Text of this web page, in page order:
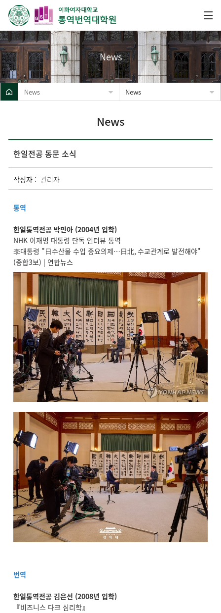
News
News News
News
한일전공 동문 소식
작성자 : 관리자
통역
한일통역전공 박민아 (2004년 입학)
NHK 이재명 대통령 단독 인터뷰 통역
李대통령 "日수산물 수입 중요의제…日北, 수교관계로 발전해야"
(종합3보) | 연합뉴스
번역
한일통역전공 김은선 (2008년 입학)
『비즈니스 다크 심리학』